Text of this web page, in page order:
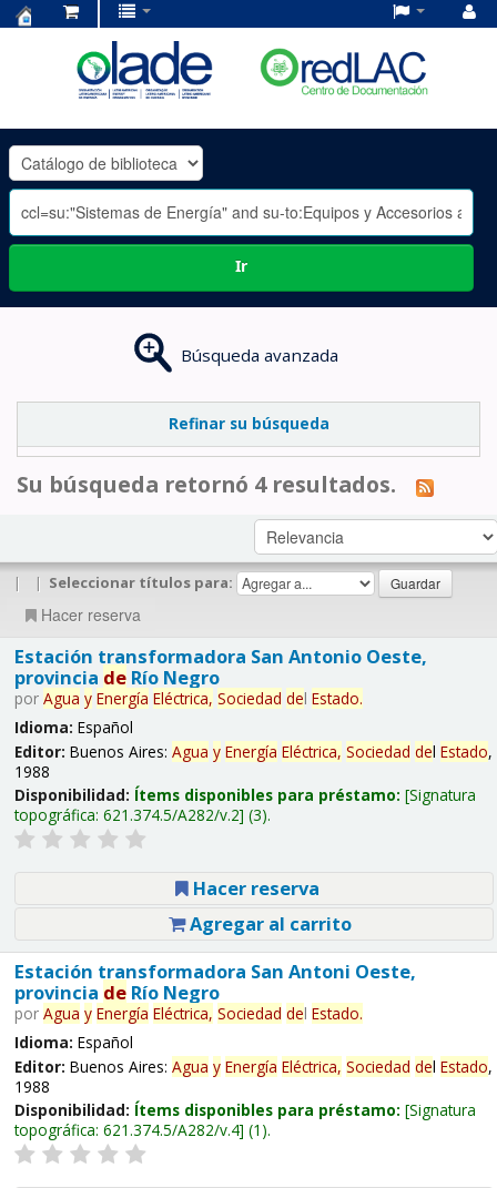
OLADE
-
Ir
Búsqueda avanzada
Refinar su búsqueda
Su búsqueda retornó 4 resultados.
| | Seleccionar títulos para:
Hacer reserva
Estación transformadora San Antonio Oeste,
provincia deRío Negro
por Agua y Energía Eléctrica, Sociedad del Estado.
Idioma: Español
Editor: Buenos Aires: Agua y Energía Eléctrica, Sociedad del Estado,
1988
Disponibilidad: Ítems disponibles para préstamo: Signatura
topográfica: 621.374.5/A282/v.2 (3).
Hacer reserva
Agregar al carrito
Estación transformadora San Antoni Oeste,
provincia deRío Negro
por Agua y Energía Eléctrica, Sociedad del Estado.
Idioma: Español
Editor: Buenos Aires: Agua y Energía Eléctrica, Sociedad del Estado,
1988
Disponibilidad: Ítems disponibles para préstamo: Signatura
topográfica: 621.374.5/A282/v.4 (1).